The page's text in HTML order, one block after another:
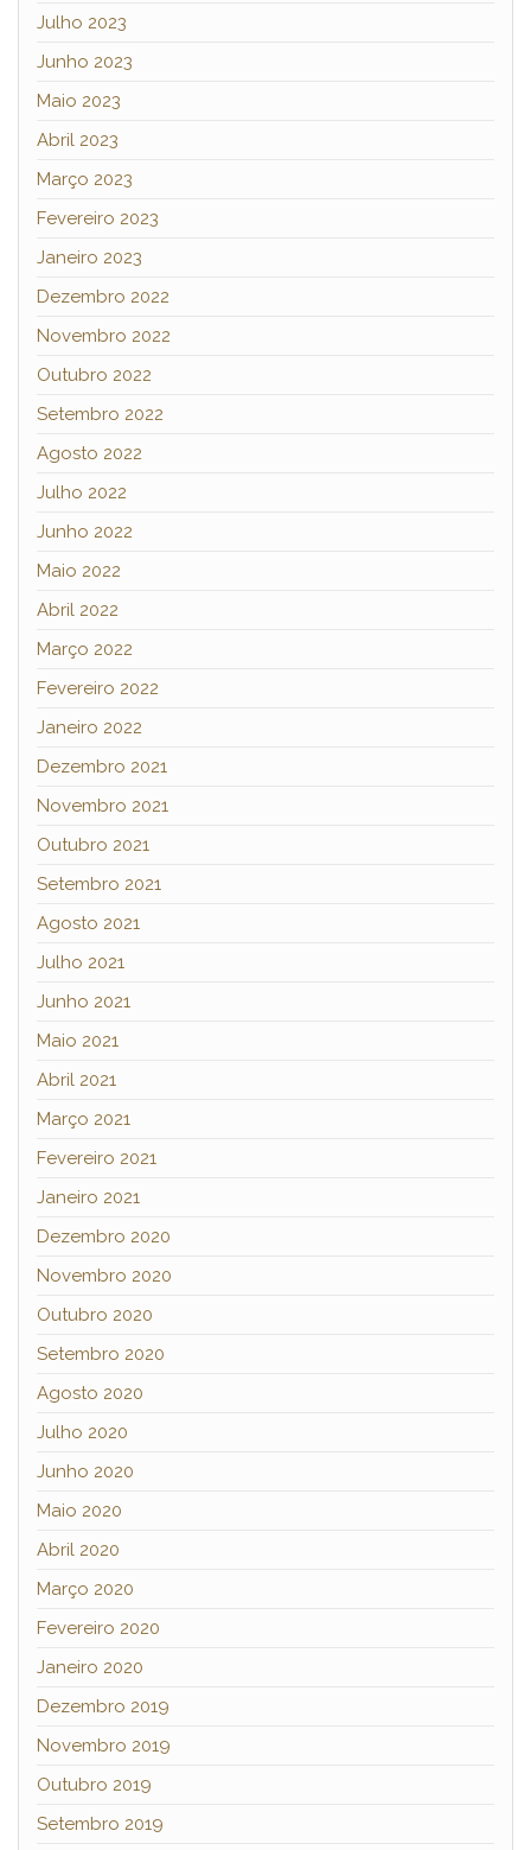
Julho 2023
Junho 2023
Maio 2023
Abril 2023
Março 2023
Fevereiro 2023
Janeiro 2023
Dezembro 2022
Novembro 2022
Outubro 2022
Setembro 2022
Agosto 2022
Julho 2022
Junho 2022
Maio 2022
Abril 2022
Março 2022
Fevereiro 2022
Janeiro 2022
Dezembro 2021
Novembro 2021
Outubro 2021
Setembro 2021
Agosto 2021
Julho 2021
Junho 2021
Maio 2021
Abril 2021
Março 2021
Fevereiro 2021
Janeiro 2021
Dezembro 2020
Novembro 2020
Outubro 2020
Setembro 2020
Agosto 2020
Julho 2020
Junho 2020
Maio 2020
Abril 2020
Março 2020
Fevereiro 2020
Janeiro 2020
Dezembro 2019
Novembro 2019
Outubro 2019
Setembro 2019